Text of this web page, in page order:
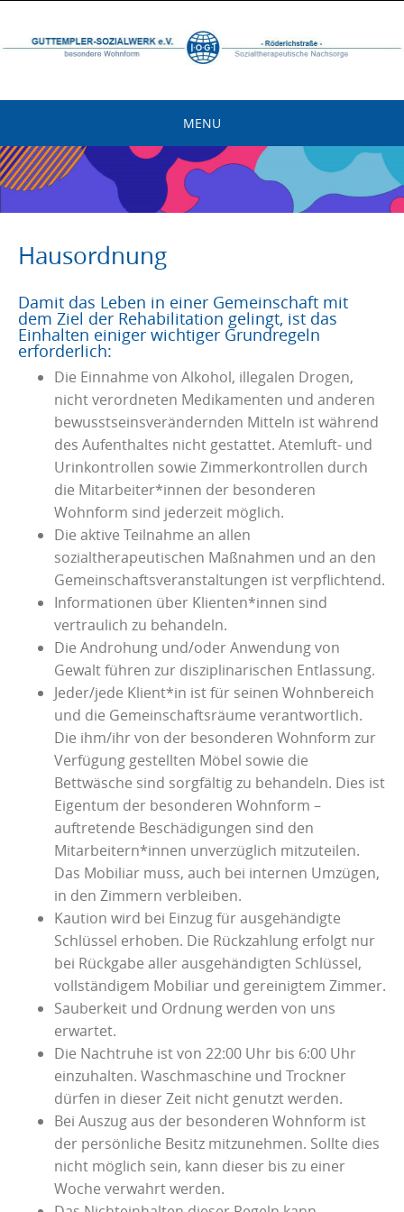
MENU
Skip
to
content
Hausordnung
Damit das Leben in einer Gemeinschaft mit
dem Ziel der Rehabilitation gelingt, ist das
Einhalten einiger wichtiger Grundregeln
erforderlich:
Die Einnahme von Alkohol, illegalen Drogen,
nicht verordneten Medikamenten und anderen
bewusstseinsverändernden Mitteln ist während
des Aufenthaltes nicht gestattet. Atemluft- und
Urinkontrollen sowie Zimmerkontrollen durch
die Mitarbeiter*innen der besonderen
Wohnform sind jederzeit möglich.
Die aktive Teilnahme an allen
sozialtherapeutischen Maßnahmen und an den
Gemeinschaftsveranstaltungen ist verpflichtend.
Informationen über Klienten*innen sind
vertraulich zu behandeln.
Die Androhung und/oder Anwendung von
Gewalt führen zur disziplinarischen Entlassung.
Jeder/jede Klient*in ist für seinen Wohnbereich
und die Gemeinschaftsräume verantwortlich.
Die ihm/ihr von der besonderen Wohnform zur
Verfügung gestellten Möbel sowie die
Bettwäsche sind sorgfältig zu behandeln. Dies ist
Eigentum der besonderen Wohnform –
auftretende Beschädigungen sind den
Mitarbeitern*innen unverzüglich mitzuteilen.
Das Mobiliar muss, auch bei internen Umzügen,
in den Zimmern verbleiben.
Kaution wird bei Einzug für ausgehändigte
Schlüssel erhoben. Die Rückzahlung erfolgt nur
bei Rückgabe aller ausgehändigten Schlüssel,
vollständigem Mobiliar und gereinigtem Zimmer.
Sauberkeit und Ordnung werden von uns
erwartet.
Die Nachtruhe ist von 22:00 Uhr bis 6:00 Uhr
einzuhalten. Waschmaschine und Trockner
dürfen in dieser Zeit nicht genutzt werden.
Bei Auszug aus der besonderen Wohnform ist
der persönliche Besitz mitzunehmen. Sollte dies
nicht möglich sein, kann dieser bis zu einer
Woche verwahrt werden.